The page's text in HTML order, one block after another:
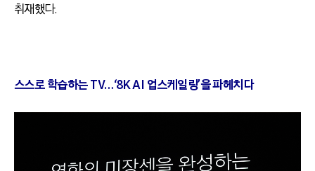
취재했다.
스스로 학습하는 TV…‘8K AI 업스케일링’을 파헤치다